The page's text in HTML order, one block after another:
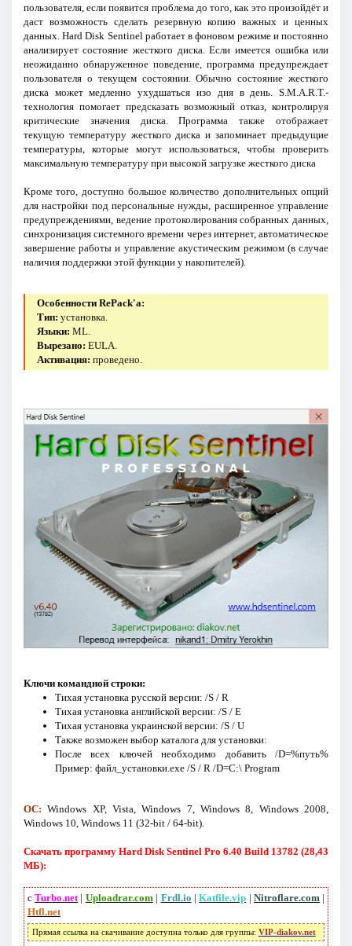
пользователя, если появится проблема до того, как это произойдёт и
даст возможность сделать резервную копию важных и ценных
данных. Hard Disk Sentinel работает в фоновом режиме и постоянно
анализирует состояние жесткого диска. Если имеется ошибка или
неожиданно обнаруженное поведение, программа предупреждает
пользователя о текущем состоянии. Обычно состояние жесткого
диска может медленно ухудшаться изо дня в день. S.M.A.R.T.-
технология помогает предсказать возможный отказ, контролируя
критические значения диска. Программа также отображает
текущую температуру жесткого диска и запоминает предыдущие
температуры, которые могут использоваться, чтобы проверить
максимальную температуру при высокой загрузке жесткого диска
Кроме того, доступно большое количество дополнительных опций
для настройки под персональные нужды, расширенное управление
предупреждениями, ведение протоколирования собранных данных,
синхронизация системного времени через интернет, автоматическое
завершение работы и управление акустическим режимом (в случае
наличия поддержки этой функции у накопителей).
Особенности RePack'a:
Тип: установка.
Языки: ML.
Вырезано: EULA.
Активация: проведено.
Ключи командной строки:
Тихая установка русской версии: /S / R
Тихая установка английской версии: /S / E
Тихая установка украинской версии: /S / U
Также возможен выбор каталога для установки:
После всех ключей необходимо добавить /D=%путь%
Пример: файл_установки.exe /S / R /D=C:\ Program
ОС: Windows XP, Vista, Windows 7, Windows 8, Windows 2008,
Windows 10, Windows 11 (32-bit / 64-bit).
Скачать программу Hard Disk Sentinel Pro 6.40 Build 13782 (28,43
МБ):
сTurbo.net| Uploadrar.com| Frdl.io |Katfile.vip | Nitroflare.com|
Htfl.net
Прямая ссылка на скачивание доступна только для группы: VIP-diakov.net